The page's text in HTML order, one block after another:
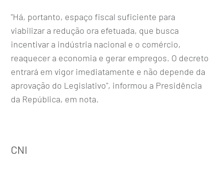
"Há, portanto, espaço fiscal suficiente para
viabilizar a redução ora efetuada, que busca
incentivar a indústria nacional e o comércio,
reaquecer a economia e gerar empregos. O decreto
entrará em vigor imediatamente e não depende da
aprovação do Legislativo", informou a Presidência
da República, em nota.
CNI